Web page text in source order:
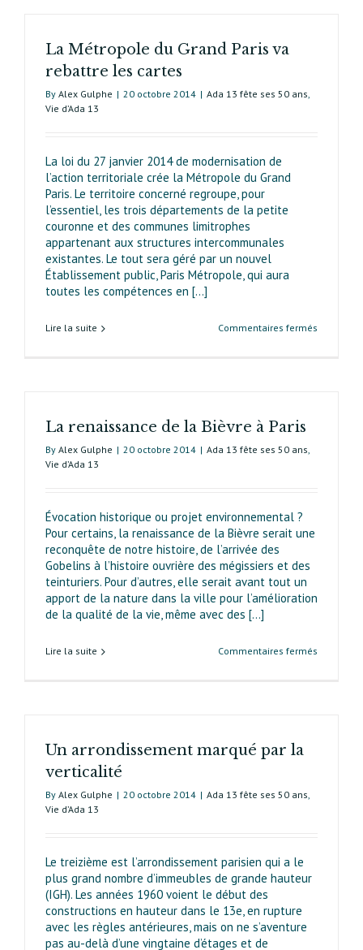
La Métropole du Grand Paris va
rebattre les cartes
By Alex Gulphe | 20 octobre 2014 | Ada 13 fête ses 50 ans,
Vie d’Ada 13
La loi du 27 janvier 2014 de modernisation de
l’action territoriale crée la Métropole du Grand
Paris. Le territoire concerné regroupe, pour
l’essentiel, les trois départements de la petite
couronne et des communes limitrophes
appartenant aux structu­res intercommunales
existantes. Le tout sera géré par un nouvel
Établissement public, Paris Métropole, qui aura
toutes les compétences en [...]
Lire la suite Commentaires fermés
La renaissance de la Bièvre à Paris
By Alex Gulphe | 20 octobre 2014 | Ada 13 fête ses 50 ans,
Vie d’Ada 13
Évocation historique ou projet environnemental ?
Pour certains, la renaissance de la Bièvre serait une
reconquête de notre histoire, de l’arrivée des
Gobelins à l’histoire ouvrière des mégissiers et des
teinturiers. Pour d’autres, elle serait avant tout un
apport de la nature dans la ville pour l’amélioration
de la qualité de la vie, même avec des [...]
Lire la suite Commentaires fermés
Un arrondissement marqué par la
verticalité
By Alex Gulphe | 20 octobre 2014 | Ada 13 fête ses 50 ans,
Vie d’Ada 13
Le treizième est l’arrondissement parisien qui a le
plus grand nombre d’immeubles de grande hauteur
(IGH). Les années 1960 voient le début des
constructions en hauteur dans le 13e, en rupture
avec les règles antérieures, mais on ne s’aventure
pas au-delà d’une vingtaine d’étages et de